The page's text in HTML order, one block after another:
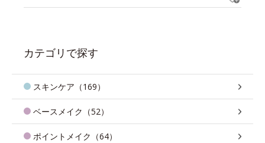
カテゴリで探す
スキンケア（169）
ベースメイク（52）
ポイントメイク（64）